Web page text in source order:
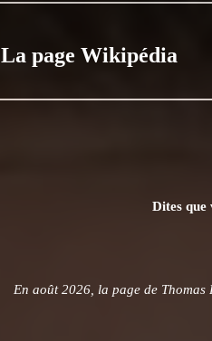
La page Wikipédia
Dites que
En août 2026, la page de Thomas